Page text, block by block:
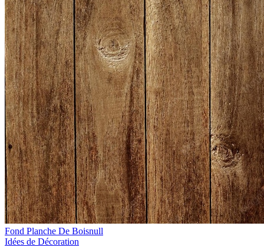
Fond Planche De Boisnull
Idées de Décoration